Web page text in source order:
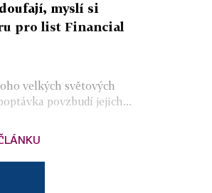
myslí si
pro list Financial
velkých světových
povzbudí jejich...